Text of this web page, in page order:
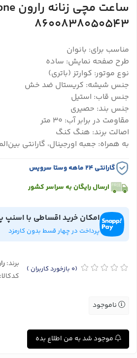
8600838050543
مناسب برای: بانوان
طرح صفحه نمایش: ساده
نوع موتور: کوارتز (باتری)
جنس شیشه: کریستال ضد خش
جنس قاب: استیل
جنس بند: حصیری
مقاومت در برابر آب: 30 متر
اصالت برند: هنگ کنگ
به همراه: جعبه اورجینال، گارانتی
گارانتی ۲۴ ماهه وستا سرویس
ارسال رایگان به سراسر کشور
امکان خرید اقساطی با اسنپ
پرداخت در چهار قسط بدون کارمزد
(0 بازخورد کاربران ) برند:
کدکالا:
ناموجود
موجود شد به من اطلاع بده